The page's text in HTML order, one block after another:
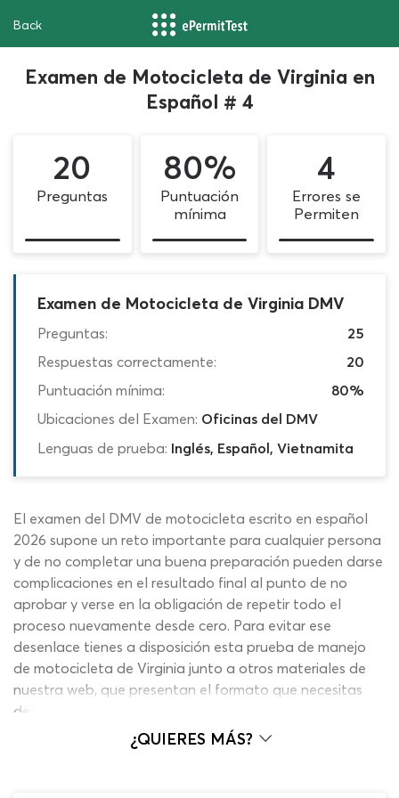
Back
Examen de Motocicleta de Virginia en
Español # 4
20
Preguntas
80%
Puntuación
mínima
4
Errores se
Permiten
Examen de Motocicleta de Virginia DMV
Preguntas:
25
Respuestas correctamente:
20
Puntuación mínima:
80%
Ubicaciones del Examen: Oficinas del DMV
Lenguas de prueba: Inglés, Español, Vietnamita
El examen del DMV de motocicleta escrito en español
2026 supone un reto importante para cualquier persona
y de no completar una buena preparación pueden darse
complicaciones en el resultado final al punto de no
aprobar y verse en la obligación de repetir todo el
proceso nuevamente desde cero. Para evitar ese
desenlace tienes a disposición esta prueba de manejo
de motocicleta de Virginia junto a otros materiales de
nuestra web, que presentan el formato que necesitas
descifrar con los contenidos más actualizados y el
sistema de calificación y corrección al instante que te
darán una excelente perspectiva de cara al día del test
¿QUIERES MÁS?